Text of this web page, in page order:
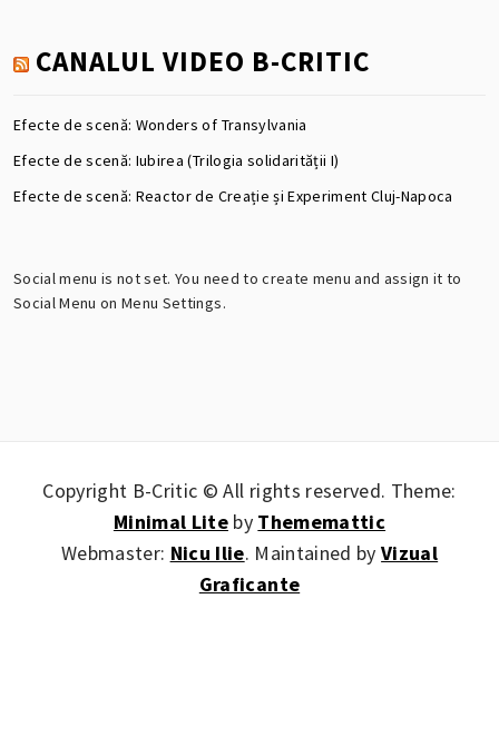
CANALUL VIDEO B-CRITIC
Efecte de scenă: Wonders of Transylvania
Efecte de scenă: Iubirea (Trilogia solidarității I)
Efecte de scenă: Reactor de Creație și Experiment Cluj-Napoca
Social menu is not set. You need to create menu and assign it to
Social Menu on Menu Settings.
Copyright B-Critic © All rights reserved. Theme:
Minimal Liteby Thememattic
Webmaster: Nicu Ilie. Maintained byVizual
Graficante